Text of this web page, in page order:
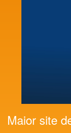
Maior site